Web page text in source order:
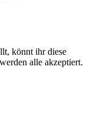
könnt ihr diese
alle akzeptiert.